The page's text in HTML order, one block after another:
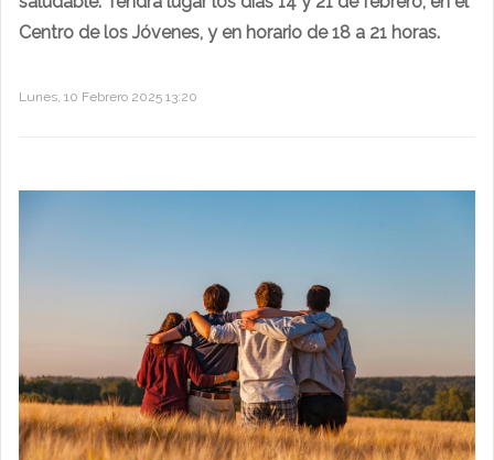
Centro de los Jóvenes, y en horario de 18 a 21 horas.
Lunes, 10 Febrero 2025 13:20